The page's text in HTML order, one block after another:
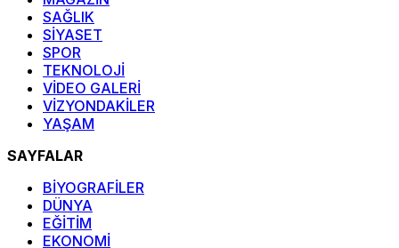
SAĞLIK
SİYASET
SPOR
TEKNOLOJİ
VİDEO GALERİ
VİZYONDAKİLER
YAŞAM
SAYFALAR
BİYOGRAFİLER
DÜNYA
EĞİTİM
EKONOMİ